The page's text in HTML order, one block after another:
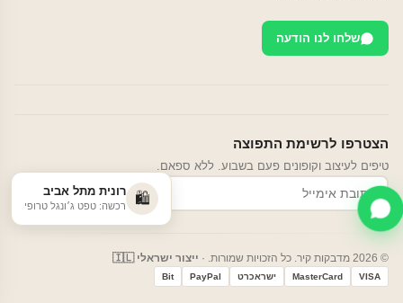
שלחו לנו הודעה
הצטרפו לרשימת התפוצה
טיפים לעיצוב וקופונים פעם בשבוע. ללא ספאם.
הרשמה
© 2026 מדבקות קיר. כל הזכויות שמורות. · ייצור ישראלי 🇮🇱
VISA
MasterCard ישראכרט PayPal
Bit
🛍️ רונית מתל אביב
רכשה: טפט ג׳ונגל טרופי